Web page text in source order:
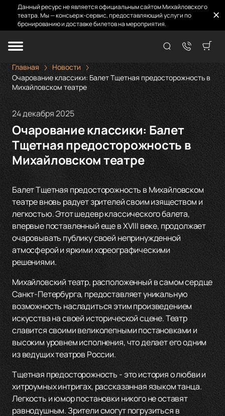
Данный ресурс не является официальным сайтом Михайловского
театра. Мы — консьерж-сервис, предоставляющий услуги по
бронированию и доставке билетов на мероприятия.
Главная
Новости
Очарование классики: Балет Тщетная предосторожность в
Михайловском театре
24 декабря 2025
Очарование классики: Балет
Тщетная предосторожность в
Михайловском театре
Балет Тщетная предосторожность в Михайловском
театре вновь радует зрителей своим изяществом и
легкостью. Этот шедевр классического балета,
впервые поставленный еще в XVIII веке, продолжает
очаровывать публику своей непринужденной
атмосферой и яркими хореографическими
решениями.
Михайловский театр, расположенный в самом сердце
Санкт-Петербурга, предоставляет уникальную
возможность насладиться этим произведением
искусства на своей исторической сцене. Театр
славится своими великолепными постановками и
высоким уровнем исполнения, что делает его одним
из ведущих театров России.
Тщетная предосторожность - это история о любви и
хитроумных интригах, рассказанная языком танца.
Легкость и юмор постановки никого не оставят
равнодушным. Зрители смогут погрузиться в